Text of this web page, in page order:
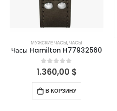
МУЖСКИЕ ЧАСЫ,ЧАСЫ
Часы Hamilton H77932560
0out of 5
1.360,00 $
В КОРЗИНУ